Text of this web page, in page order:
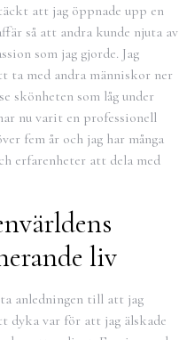
att jag öppnade upp en
så att andra kunde njuta av
som jag gjorde. Jag
ta med andra människor ner
skönheten som låg under
nu varit en professionell
fem år och jag har många
erfarenheter att dela med
liv
anledningen till att jag
dyka var för att jag älskade